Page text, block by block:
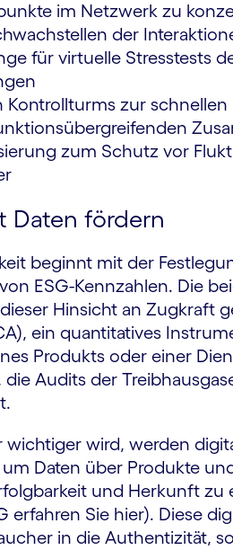
im Netzwerk zu
der
für virtuelle Stresstests
Kontrollturms zur
zum Schutz vor
Daten fördern
beginnt mit der
ESG-Kennzahlen. Die
Hinsicht an Zugkraft
ein quantitatives
Produkts oder einer
Audits der
wichtiger wird, werden
Daten über Produkte
und Herkunft zu
erfahren Sie hier). Diese
in die Authentizität,